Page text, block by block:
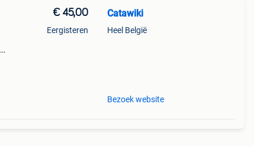
€ 45,00
Eergisteren
Catawiki
Heel België
Bezoek website